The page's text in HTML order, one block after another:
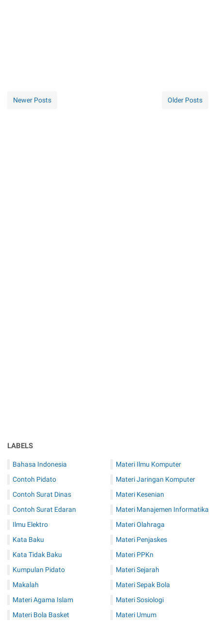
Newer Posts Older Posts
LABELS
Bahasa Indonesia
Contoh Pidato
Contoh Surat Dinas
Contoh Surat Edaran
Ilmu Elektro
Kata Baku
Kata Tidak Baku
Kumpulan Pidato
Makalah
Materi Agama Islam
Materi Bola Basket
Materi Ilmu Komputer
Materi Jaringan Komputer
Materi Kesenian
Materi Manajemen Informatika
Materi Olahraga
Materi Penjaskes
Materi PPKn
Materi Sejarah
Materi Sepak Bola
Materi Sosiologi
Materi Umum